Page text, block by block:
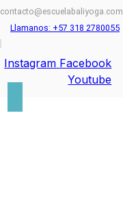
Ir
contenido
contacto@escuelabaliyoga.com
Llamanos: +57 318 2780055
Instagram Facebook
Youtube